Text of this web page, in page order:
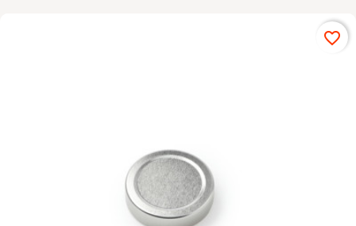
favorite_border